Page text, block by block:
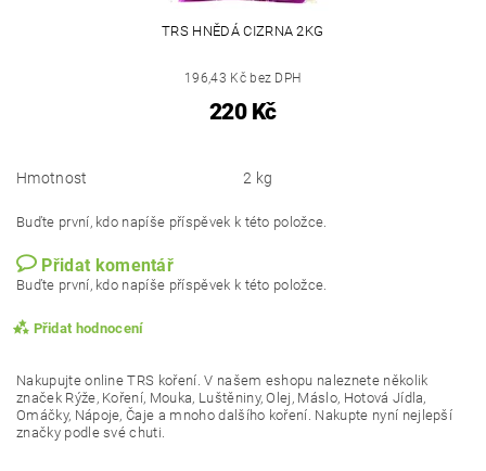
TRS HNĚDÁ CIZRNA 2KG
196,43 Kč bez DPH
220 Kč
Hmotnost 2 kg
Buďte první, kdo napíše příspěvek k této položce.
Přidat komentář
Buďte první, kdo napíše příspěvek k této položce.
Přidat hodnocení
Nakupujte online TRS koření. V našem eshopu naleznete několik
značek Rýže, Koření, Mouka, Luštěniny, Olej, Máslo, Hotová Jídla,
Omáčky, Nápoje, Čaje a mnoho dalšího koření. Nakupte nyní nejlepší
značky podle své chuti.